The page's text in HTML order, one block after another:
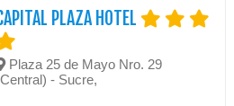
PLAZA HOTEL
Plaza 25 de Mayo Nro. 29
- Sucre,